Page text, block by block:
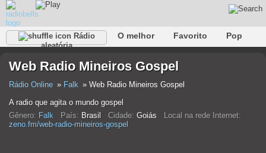
Rádio
aleatória
O melhor Favorito
Pop
Rap
Falk Jazz Bebê Clássico
Web Radio Mineiros Gospel
Rádio Online Falk
Web Radio Mineiros Gospel
A radio que agita o mundo gospel
Gênero: Falk País: Brasil Cidade: Goiás
Local na rede Internet:
zeno.fm/web-radio-mineiros-gospel